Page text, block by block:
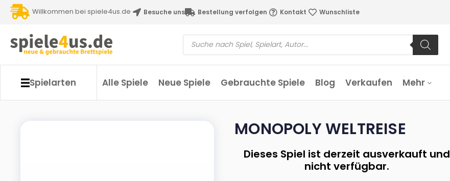
Willkommen bei spiele4us.de Besuche uns Bestellung verfolgen Kontakt Wunschliste
Spielarten Alle Spiele Neue Spiele Gebrauchte Spiele Blog Verkaufen Mehr
MONOPOLY WELTREISE
Dieses Spiel ist derzeit ausverkauft und
nicht verfügbar.